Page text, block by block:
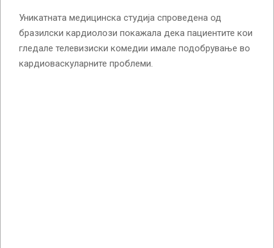
Уникатната медицинска студија спроведена од
бразилски кардиолози покажала дека пациентите кои
гледале телевизиски комедии имале подобрување во
кардиоваскуларните проблеми.